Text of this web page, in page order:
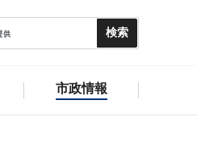
市政情報